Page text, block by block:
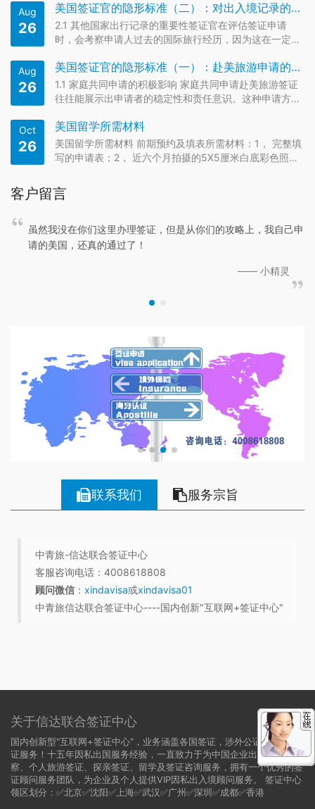
请者对申请的认真态度，以及其对自身行程的严肃考虑。
签证官在短时间内需要对申请人做出判断，因此，良好的
形象可能成为申请…
Aug
26
美国签证官的隐形标准（二）：对出入境记录的考量
2.1 其他国家出行记录的重要性签证官在评估签证申请
时，会考察申请人过去的国际旅行经历，因为这在一定程
且无不良记录的出境旅行，如欧洲、澳洲或亚洲其他国家
的旅游，能展现申请者的全球公民意识，暗示其对国际旅
行规则的熟悉，以及对…
Aug
26
美国签证官的隐形标准（一）：赴美旅游申请的家庭优势
1.1 家庭共同申请的积极影响 家庭共同申请赴美旅游签证
往往能展示出申请者的稳定性和责任意识。这种申请方式
低了在美国滞留或非法工作的可能性。家庭成员一同旅行
也体现了共享家庭时光和增进亲情的愿望，签证官可能会
认为这样的旅行目…
Oct
26
美国留学所需材料
美国留学所需材料 前期预约及填表所需材料：1， 完整填
写的申请表；2， 近六个月拍摄的5X5厘米白底彩色照片
签记录的护照签证页及出入境章扫描 ；5， I-20及录取通
知书扫描；6， 国土安全费（可以自己交或我中心代缴）
客户留言
虽然我没在你们这里办理签证，但是从你们的攻略上，我自己申
请的美国，还真的通过了！
—— 小精灵
联系我们 服务宗旨
中青旅-信达联合签证中心
客服咨询电话：4008618808
顾问微信 ： xindavisa或xindavisa01
中青旅信达联合签证中心----国内创新"互联网+签证中心"
关于信达联合签证中心
国内创新型"互联网+签证中心"，业务涵盖各国签证，涉外公证，领事认
证服务！十五年因私出国服务经验，一直致力于为中国企业出国商务考
察、个人旅游签证、探亲签证、留学及签证咨询服务，拥有一个优秀的签
证顾问服务团队，为企业及个人提供VIP因私出入境顾问服务。 签证中心
领区划分：✅北京✅沈阳✅上海✅武汉✅广州✅深圳✅成都✅香港